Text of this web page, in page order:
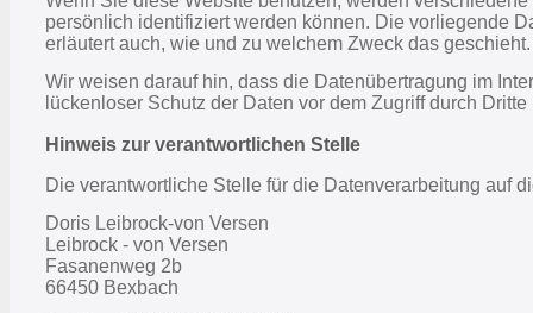
persönlich identifiziert werden können. Die vorliegende
erläutert auch, wie und zu welchem Zweck das geschieht.
Wir weisen darauf hin, dass die Datenübertragung im
lückenloser Schutz der Daten vor dem Zugriff durch
Hinweis zur verantwortlichen Stelle
Die verantwortliche Stelle für die Datenverarbeitung auf
Doris Leibrock-von Versen
Leibrock - von Versen
Fasanenweg 2b
66450 Bexbach